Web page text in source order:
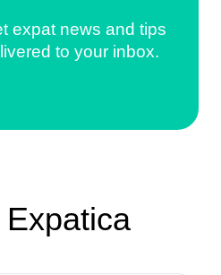
expat news and tips
to your inbox.